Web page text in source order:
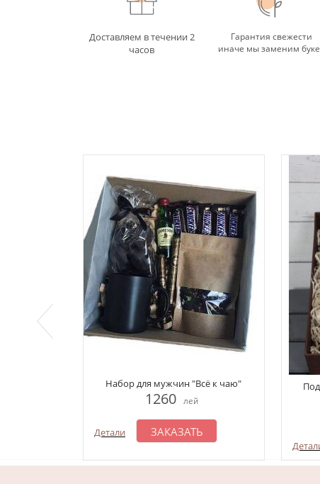
Доставляем в течении 2
часов
Гарантия свежести
иначе мы заменим
Набор для мужчин "Всё к чаю"
1260 лей
Детали ЗАКАЗАТЬ